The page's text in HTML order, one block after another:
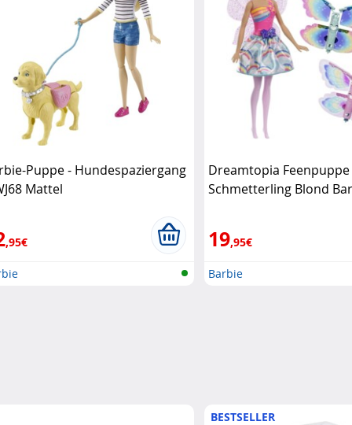
Puppe - Hundespaziergang
Mattel
,95€
Dreamtopia Feenpuppe
Schmetterling Blond
19,95€
Barbie
BESTSELLER